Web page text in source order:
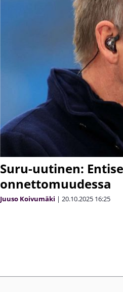
Suru-uutinen:
onnettomuudessa
Juuso Koivumäki | 20.10.2025 16:25